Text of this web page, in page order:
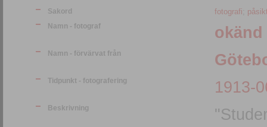
Sakord fotografi
Namn - fotograf okänd
Namn - förvärvat från
Tidpunkt - fotografering 1913-
Beskrivning